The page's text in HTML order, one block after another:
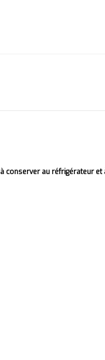
conserver au réfrigérateur